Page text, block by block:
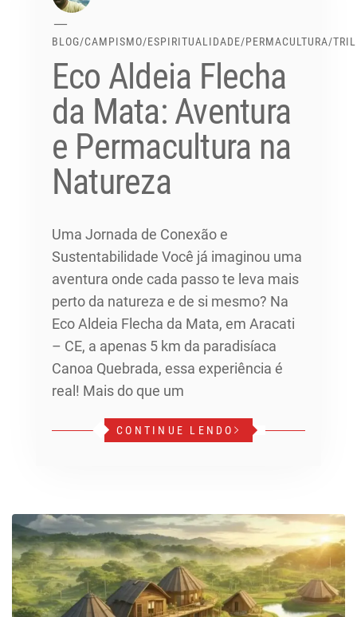
BLOG/CAMPISMO/ESPIRITUALIDADE/PERMACULTURA/
Eco Aldeia Flecha
da Mata: Aventura
e Permacultura na
Natureza
Uma Jornada de Conexão e
Sustentabilidade Você já imaginou uma
aventura onde cada passo te leva mais
perto da natureza e de si mesmo? Na
Eco Aldeia Flecha da Mata, em Aracati
– CE, a apenas 5 km da paradisíaca
Canoa Quebrada, essa experiência é
real! Mais do que um
CONTINUE LENDO